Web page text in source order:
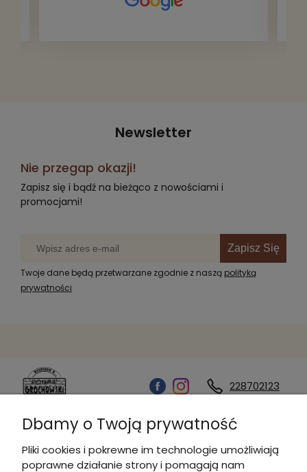
przepakowywania. Część oddaliśmy
Newsletter
Nie przegap okazji!
Zapisz się i bądź na bieżąco z nowościami i
promocjami!
Zapisz Się
Twoje dane będą przetwarzane zgodnie z naszą polityką
prywatności
228702123
Kontakt
Dbamy o Twoją prywatność
Pliki cookies i pokrewne im technologie umożliwiają
poprawne działanie strony i pomagają nam